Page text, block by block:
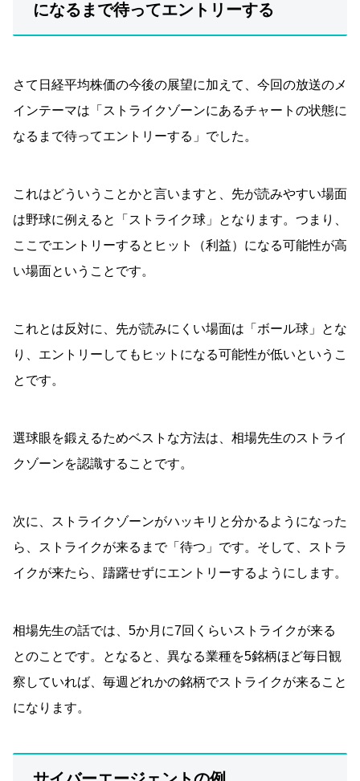
になるまで待ってエントリーする
さて日経平均株価の今後の展望に加えて、今回の放送のメ
インテーマは「ストライクゾーンにあるチャートの状態に
なるまで待ってエントリーする」でした。
これはどういうことかと言いますと、先が読みやすい場面
は野球に例えると「ストライク球」となります。つまり、
ここでエントリーするとヒット（利益）になる可能性が高
い場面ということです。
これとは反対に、先が読みにくい場面は「ボール球」とな
り、エントリーしてもヒットになる可能性が低いというこ
とです。
選球眼を鍛えるためベストな方法は、相場先生のストライ
クゾーンを認識することです。
次に、ストライクゾーンがハッキリと分かるようになった
ら、ストライクが来るまで「待つ」です。そして、ストラ
イクが来たら、躊躇せずにエントリーするようにします。
相場先生の話では、5か月に7回くらいストライクが来る
とのことです。となると、異なる業種を5銘柄ほど毎日観
察していれば、毎週どれかの銘柄でストライクが来ること
になります。